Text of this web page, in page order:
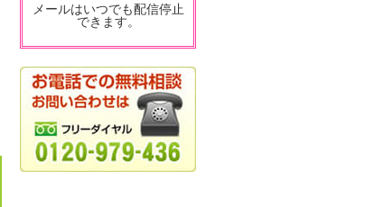
メールはいつでも配信停止
できます。